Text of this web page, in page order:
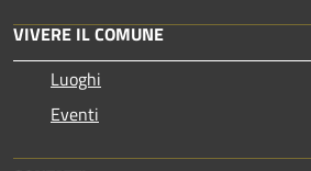
VIVERE IL COMUNE
Luoghi
Eventi